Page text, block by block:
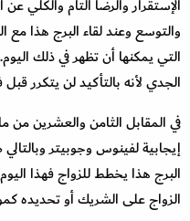
الإستقرار والرضا التام والكلي
والتوسع وعند لقاء البرج هذا
التي يمكنها أن تظهر في ذلك
الجدي لأنه بالتأكيد لن يتكرر
في المقابل الثامن والعشرين من
إيجابية لفينوس وجوبيتر
البرج هذا يخطط للزواج فهذا
الزواج على الشريك أو تحديده